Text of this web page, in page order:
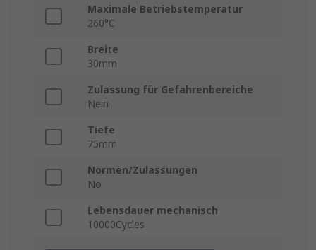
Maximale Betriebstemperatur
260°C
Breite
30mm
Zulassung für Gefahrenbereiche
Nein
Tiefe
75mm
Normen/Zulassungen
No
Lebensdauer mechanisch
10000Cycles